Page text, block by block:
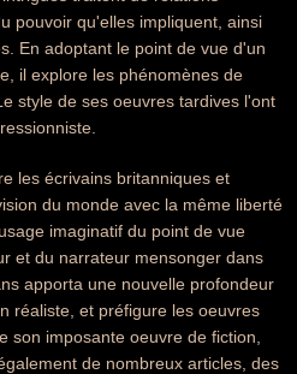
pouvoir qu'elles impliquent, ainsi
En adoptant le point de vue d'un
il explore les phénomènes de
style de ses oeuvres tardives l'ont
les écrivains britanniques et
du monde avec la même liberté
imaginatif du point de vue
et du narrateur mensonger dans
apporta une nouvelle profondeur
réaliste, et préfigure les oeuvres
son imposante oeuvre de fiction,
de nombreux articles, des